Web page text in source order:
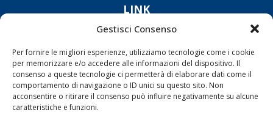
Gestisci Consenso
Per fornire le migliori esperienze, utilizziamo tecnologie come i cookie
per memorizzare e/o accedere alle informazioni del dispositivo. Il
consenso a queste tecnologie ci permetterà di elaborare dati come il
comportamento di navigazione o ID unici su questo sito. Non
acconsentire o ritirare il consenso può influire negativamente su alcune
caratteristiche e funzioni.
LINK
Porti/Interporti
Trasporti
Varie